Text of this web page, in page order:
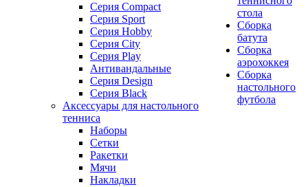
Серия Compact
Серия Sport
Серия Hobby
Серия City
Серия Play
Антивандальные
Серия Design
Серия Black
Аксессуары для настольного
тенниса
Наборы
Сетки
Ракетки
Мячи
Накладки
стола
Сборка
батута
Сборка
аэрохоккея
Сборка
настольного
футбола